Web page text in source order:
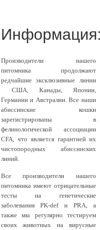
Производители нашего
питомника продолжают
редчайшие эксклюзивные линии
США, Канады, Японии,
Германии и Австралии. Все наши
абиссинские кошки
зарегистрированы в
фелинологической ассоциации
CFA, что является гарантией их
чистопородных абиссинских
линий.
Все производители нашего
питомника имеют отрицательные
тесты на генетические
заболевания PK-def и PRA, а
также мы регулярно тестируем
своих животных на вирусные